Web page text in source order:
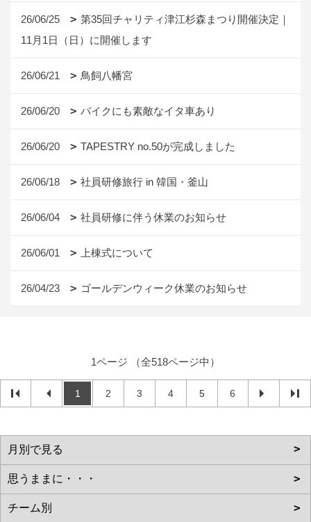
26/06/25
第35回チャリティ津江杉森まつり開催決定｜
11月1日（日）に開催します
26/06/21 鳥飼八幡宮
26/06/20 バイクにも素敵なイタ車あり
26/06/20 TAPESTRY no.50が完成しました
26/06/18 社員研修旅行 in 韓国・釜山
26/06/04 社員研修に伴う休業のお知らせ
26/06/01 上棟式について
26/04/23 ゴールデンウィーク休業のお知らせ
1ページ （全518ページ中）
1 2 3 4 5 6